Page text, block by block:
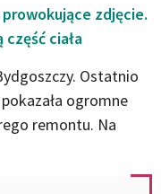
zdjęcie.
ciała
Ostatnio
ogromne
remontu. Na